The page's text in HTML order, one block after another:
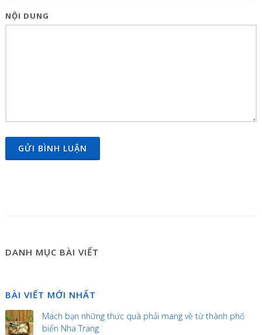
NỘI DUNG
GỬI BÌNH LUẬN
DANH MỤC BÀI VIẾT
BÀI VIẾT MỚI NHẤT
Mách bạn những thức quà phải mang về từ thành phố
biển Nha Trang